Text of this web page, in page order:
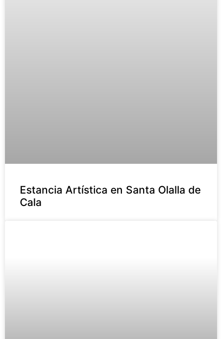
Estancia Artística en Santa Olalla de
Cala